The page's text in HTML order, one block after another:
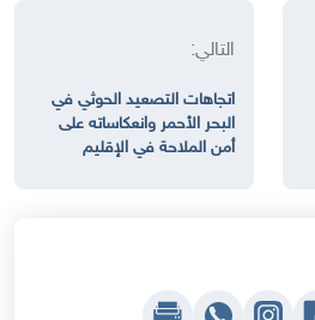
التالي:
اتجاهات التصعيد الحوثي في
البحر الأحمر وانعكاساته على
أمن الملاحة في الإقليم